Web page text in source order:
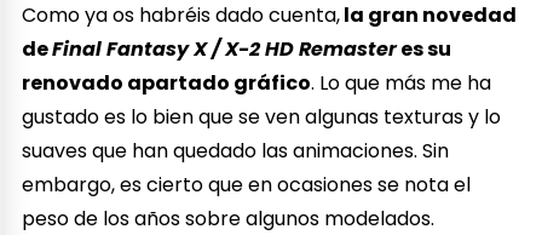
Como ya os habréis dado cuenta,la gran novedad
deFinal Fantasy X / X-2 HD Remasteres su
renovado apartado gráfico. Lo que más me ha
gustado es lo bien que se ven algunas texturas y lo
suaves que han quedado las animaciones. Sin
embargo, es cierto que en ocasiones se nota el
peso de los años sobre algunos modelados.